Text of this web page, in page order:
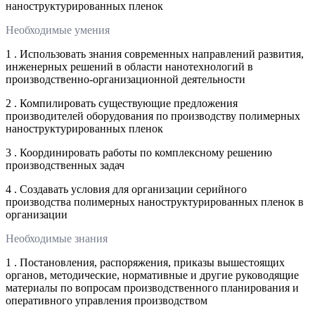
наноструктурированных пленок
Необходимые умения
1 . Использовать знания современных направлений развития,
инженерных решений в области нанотехнологий в
производственно-организационной деятельности
2 . Компилировать существующие предложения
производителей оборудования по производству полимерных
наноструктурированных пленок
3 . Координировать работы по комплексному решению
производственных задач
4 . Создавать условия для организации серийного
производства полимерных наноструктурированных пленок в
организации
Необходимые знания
1 . Постановления, распоряжения, приказы вышестоящих
органов, методические, нормативные и другие руководящие
материалы по вопросам производственного планирования и
оперативного управления производством